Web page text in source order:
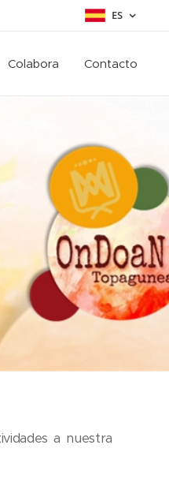
ES
Colabora Contacto
a nuestra